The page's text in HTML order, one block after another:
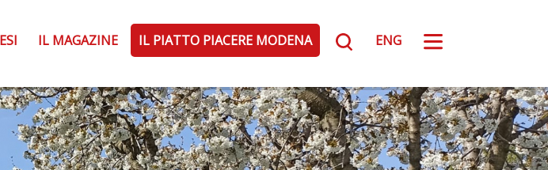
IL MAGAZINE IL PIATTO PIACERE MODENA ENG